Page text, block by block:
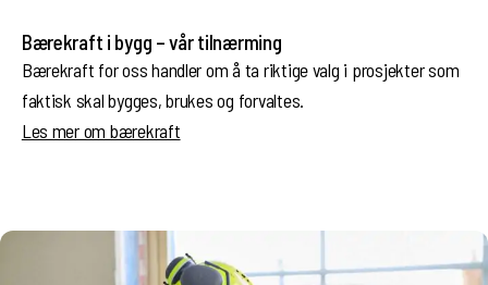
Bærekraft i bygg – vår tilnærming
Bærekraft for oss handler om å ta riktige valg i prosjekter som
faktisk skal bygges, brukes og forvaltes.
Les mer om bærekraft